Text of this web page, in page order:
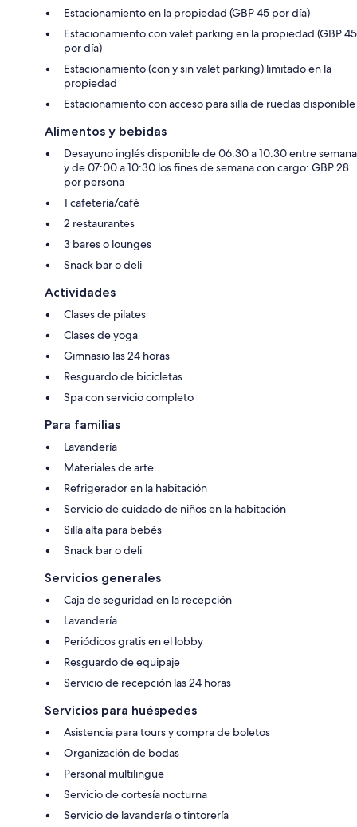
Estacionamiento en la propiedad (GBP 45 por día)
Estacionamiento con valet parking en la propiedad (GBP 45
por día)
Estacionamiento (con y sin valet parking) limitado en la
propiedad
Estacionamiento con acceso para silla de ruedas disponible
Alimentos y bebidas
Desayuno inglés disponible de 06:30 a 10:30 entre semana
y de 07:00 a 10:30 los fines de semana con cargo: GBP 28
por persona
1 cafetería/café
2 restaurantes
3 bares o lounges
Snack bar o deli
Actividades
Clases de pilates
Clases de yoga
Gimnasio las 24 horas
Resguardo de bicicletas
Spa con servicio completo
Para familias
Lavandería
Materiales de arte
Refrigerador en la habitación
Servicio de cuidado de niños en la habitación
Silla alta para bebés
Snack bar o deli
Servicios generales
Caja de seguridad en la recepción
Lavandería
Periódicos gratis en el lobby
Resguardo de equipaje
Servicio de recepción las 24 horas
Servicios para huéspedes
Asistencia para tours y compra de boletos
Organización de bodas
Personal multilingüe
Servicio de cortesía nocturna
Servicio de lavandería o tintorería